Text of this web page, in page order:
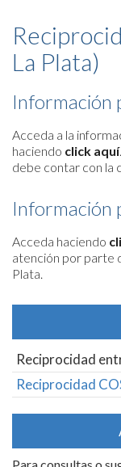
La Plata)
Información
Acceda a la
haciendo click aquí.
debe contar con la
Información
Acceda haciendo
atención por parte
Plata.
Reciprocidad
Reciprocidad